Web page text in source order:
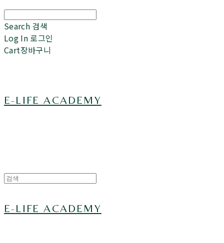
Search 검색
Log In 로그인
Cart장바구니
E-LIFE ACADEMY
E-LIFE ACADEMY